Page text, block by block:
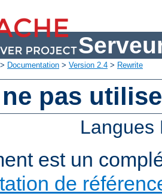
> Documentation > Version 2.4 > Rewrite
pas
est un
de